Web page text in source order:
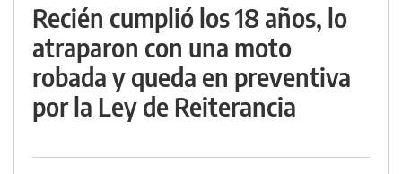
Recién cumplió los 18 años, lo
atraparon con una moto
robada y queda en preventiva
por la Ley de Reiterancia